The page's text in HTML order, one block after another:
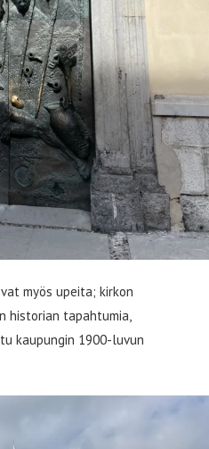
myös upeita; kirkon
historian tapahtumia,
kaupungin 1900-luvun